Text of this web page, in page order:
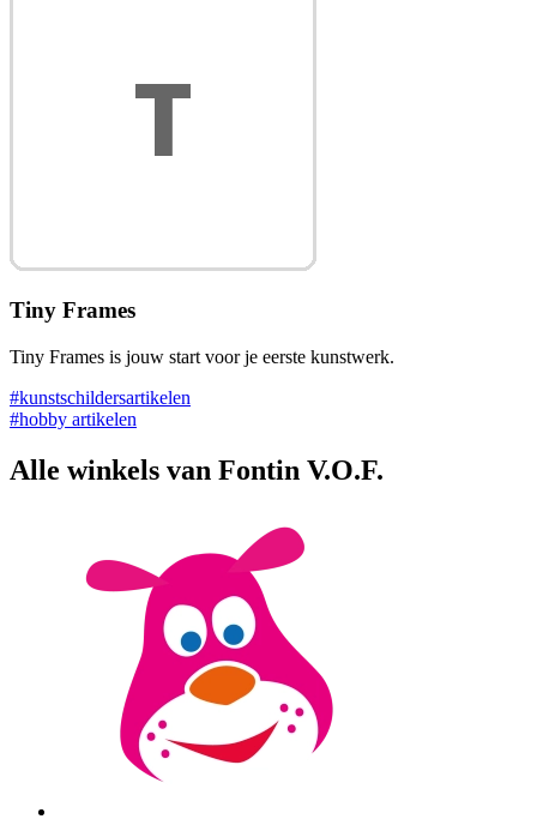
Tiny Frames
Tiny Frames is jouw start voor je eerste kunstwerk.
#kunstschildersartikelen
#hobby artikelen
Alle winkels van Fontin V.O.F.